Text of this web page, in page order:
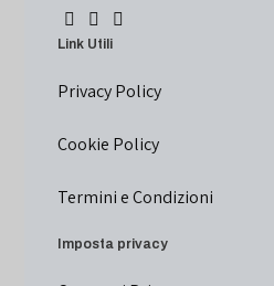
Link Utili
Privacy Policy
Cookie Policy
Termini e Condizioni
Imposta privacy